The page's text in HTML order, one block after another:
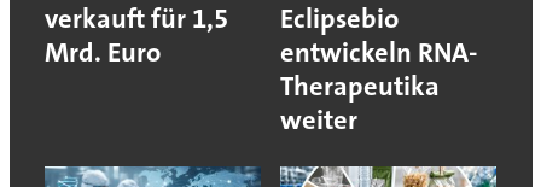
verkauft für 1,5
Mrd. Euro
Eclipsebio
entwickeln RNA-
Therapeutika
weiter